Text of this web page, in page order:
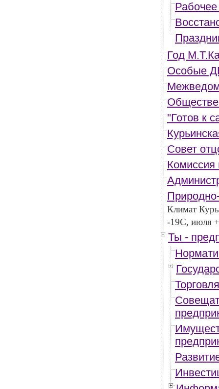
Год
Особые
"Готов к
Совет
Комиссия
Климат
-19С, июля
Ты -
Торговля